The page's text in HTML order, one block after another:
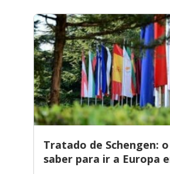
Tratado de Schengen:
saber para ir a Europa